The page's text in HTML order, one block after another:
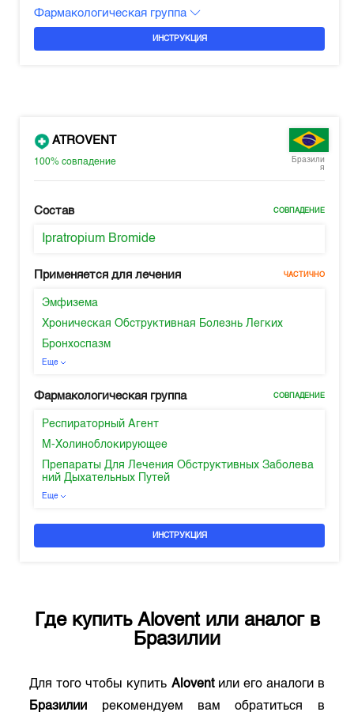
Фармакологическая группа
ИНСТРУКЦИЯ
ATROVENT
100%совпадение
Бразили
я
Состав СОВПАДЕНИЕ
Ipratropium Bromide
Применяется для лечения ЧАСТИЧНО
Эмфизема
Хроническая Обструктивная Болезнь Легких
Бронхоспазм
Еще
Фармакологическая группа СОВПАДЕНИЕ
Респираторный Агент
М-Холиноблокирующее
Препараты Для Лечения Обструктивных Заболева
ний Дыхательных Путей
Еще
ИНСТРУКЦИЯ
Где купить Aloventили аналог в
Бразилии
Для того чтобы купить Aloventили его аналоги в
Бразилии рекомендуем вам обратиться в